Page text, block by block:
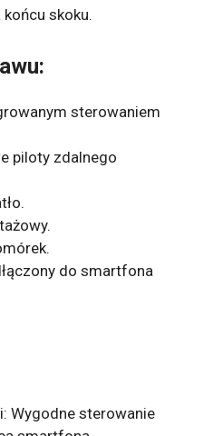
skoku.
sterowaniem
piloty zdalnego
do smartfona
Wygodne sterowanie